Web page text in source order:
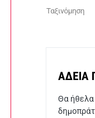
Ταξινόμηση
ΑΔΕΙΑ
Θα ήθελα